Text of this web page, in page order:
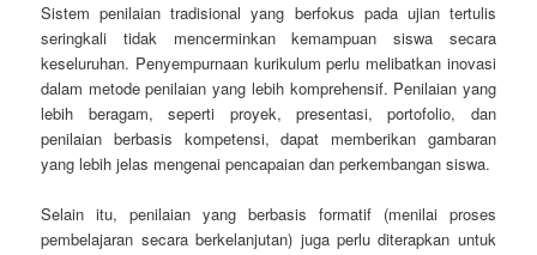
Sistem penilaian tradisional yang berfokus pada ujian tertulis
seringkali tidak mencerminkan kemampuan siswa secara
keseluruhan. Penyempurnaan kurikulum perlu melibatkan inovasi
dalam metode penilaian yang lebih komprehensif. Penilaian yang
lebih beragam, seperti proyek, presentasi, portofolio, dan
penilaian berbasis kompetensi, dapat memberikan gambaran
yang lebih jelas mengenai pencapaian dan perkembangan siswa.
Selain itu, penilaian yang berbasis formatif (menilai proses
pembelajaran secara berkelanjutan) juga perlu diterapkan untuk